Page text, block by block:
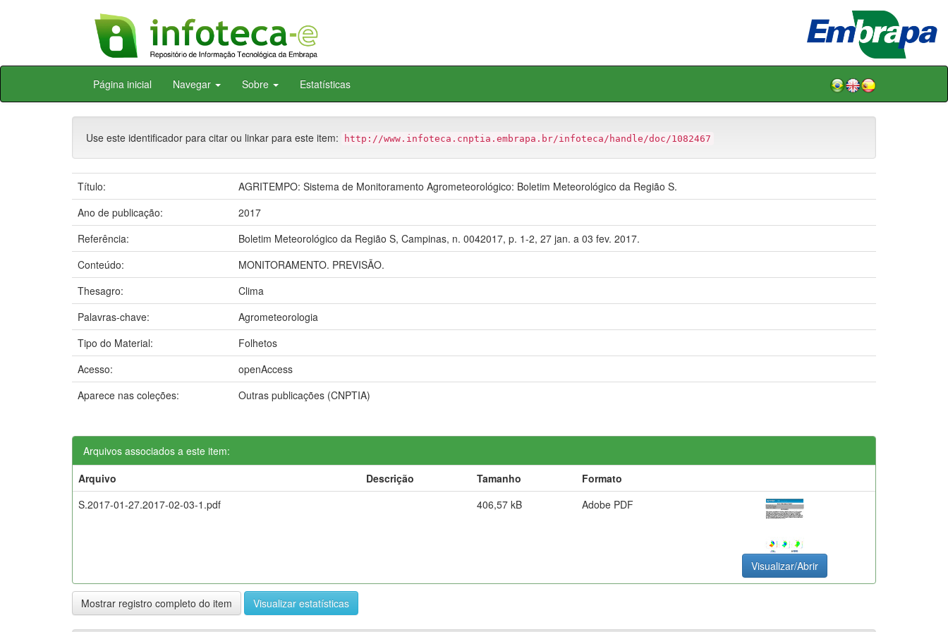
Skip
Página inicial Navegar Sobre Estatísticas
Use este identificador para citar ou linkar para este item: http://www.infoteca.cnptia.embrapa.br/infoteca/handle/doc/1082467
Título:
AGRITEMPO: Sistema de Monitoramento Agrometeorológico: Boletim Meteorológico da Região S.
Ano de publicação:
2017
Referência:
Boletim Meteorológico da Região S, Campinas, n. 0042017, p. 1-2, 27 jan. a 03 fev. 2017.
Conteúdo:
MONITORAMENTO. PREVISÃO.
Thesagro:
Clima
Palavras-chave:
Agrometeorologia
Tipo do Material:
Folhetos
Acesso:
openAccess
Aparece nas coleções:
Outras publicações (CNPTIA)
Arquivos associados a este item:
Arquivo
Descrição Tamanho
Formato
S.2017-01-27.2017-02-03-1.pdf
406,57 kB Adobe PDF
Visualizar/Abrir
Mostrar registro completo do item Visualizar estatísticas